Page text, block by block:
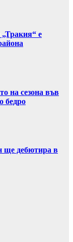
е
на сезона във
бедро
ще дебютира в